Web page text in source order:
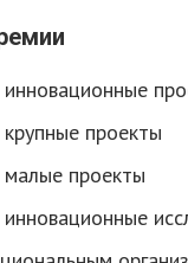
проекты
проекты